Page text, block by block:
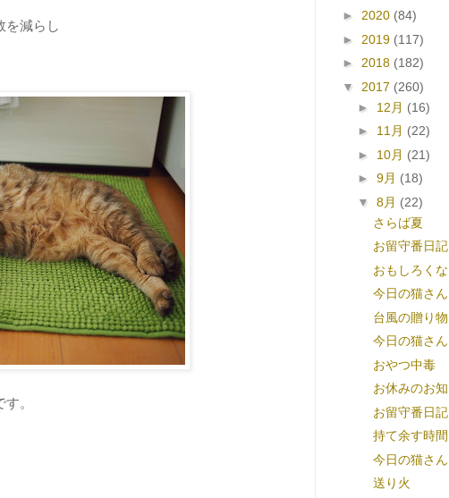
を減らし
。
► 2020 (84)
► 2019 (117)
► 2018 (182)
▼ 2017 (260)
► 12月 (16)
► 11月 (22)
► 10月 (21)
► 9月 (18)
▼ 8月 (22)
さらば夏
お留守番日
おもしろく
今日の猫さ
台風の贈り物
今日の猫さ
おやつ中毒
お休みのお
お留守番日
持て余す時間
今日の猫さ
送り火